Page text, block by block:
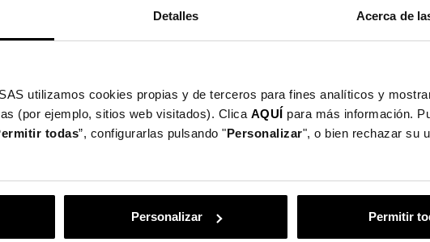
Detalles Acerca de
utilizamos cookies propias y de terceros para fines analíticos y
(por ejemplo, sitios web visitados). Clica AQUÍ para más información.
todas”, configurarlas pulsando "Personalizar", o bien rechazar su
Personalizar Permitir
Garanzia
Dettagli del prodotto